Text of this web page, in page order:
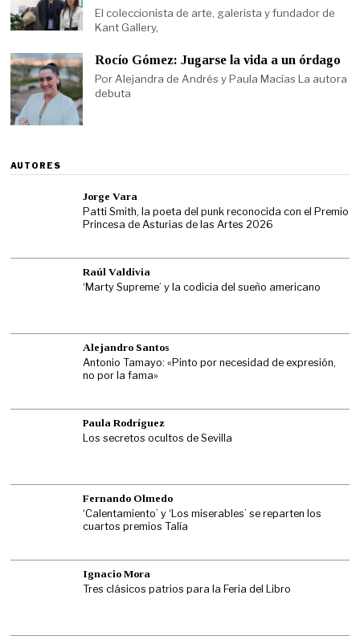
El coleccionista de arte, galerista y fundador de
Kant Gallery,
Rocío Gómez: Jugarse la vida a un órdago
Por Alejandra de Andrés y Paula Macías La autora
debuta
AUTORES
Jorge Vara
Patti Smith, la poeta del punk reconocida con el Premio
Princesa de Asturias de las Artes 2026
Raúl Valdivia
‘Marty Supreme’ y la codicia del sueño americano
Alejandro Santos
Antonio Tamayo: «Pinto por necesidad de expresión,
no por la fama»
Paula Rodríguez
Los secretos ocultos de Sevilla
Fernando Olmedo
‘Calentamiento’ y ‘Los miserables’ se reparten los
cuartos premios Talía
Ignacio Mora
Tres clásicos patrios para la Feria del Libro